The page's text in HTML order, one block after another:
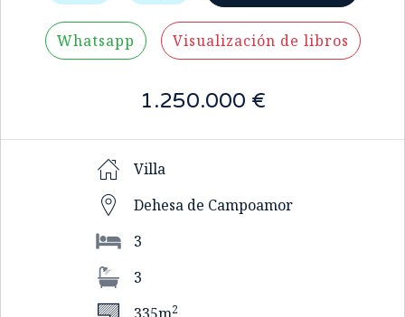
Whatsapp Visualización de libros
1.250.000 €
Villa
Dehesa de Campoamor
3
3
2